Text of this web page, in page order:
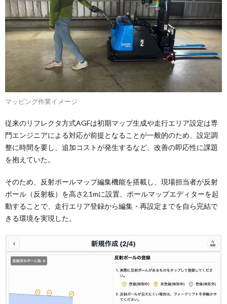
マッピング作業イメージ
従来のリフレクタ方式AGFは初期マップ生成や走行エリア設定は専
門エンジニアによる対応が前提となることが一般的のため、設定調
整に時間を要し、追加コストが発生するなど、改善の即応性に課題
を抱えていた。
そのため、反射ポールマップ編集機能を搭載し、現場担当者が反射
ポール（反射板）を高さ2.1mに設置、ポールマップエディターを起
動することで、走行エリア登録から編集・再設定までを自ら完結で
きる環境を実現した。